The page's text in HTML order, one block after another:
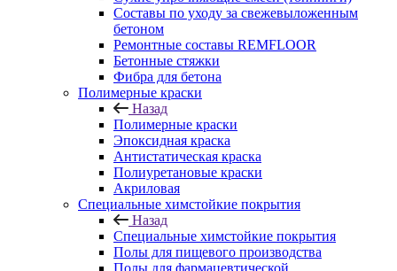
Составы по уходу за свежевыложенным
бетоном
Ремонтные составы REMFLOOR
Бетонные стяжки
Фибра для бетона
Полимерные краски
Назад
Полимерные краски
Эпоксидная краска
Антистатическая краска
Полиуретановые краски
Акриловая
Специальные химстойкие покрытия
Назад
Специальные химстойкие покрытия
Полы для пищевого производства
Полы для фармацевтической